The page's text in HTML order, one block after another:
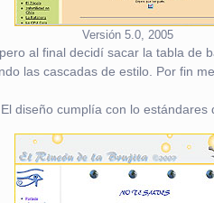
Versión 5.0, 2005
al final decidí sacar la tabla
las cascadas de estilo. Por fin
diseño cumplía con lo